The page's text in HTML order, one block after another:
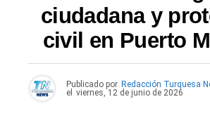
ciudadana y
civil en Puerto
Publicado por Redacción Turquesa
el viernes, 12 de junio de 2026